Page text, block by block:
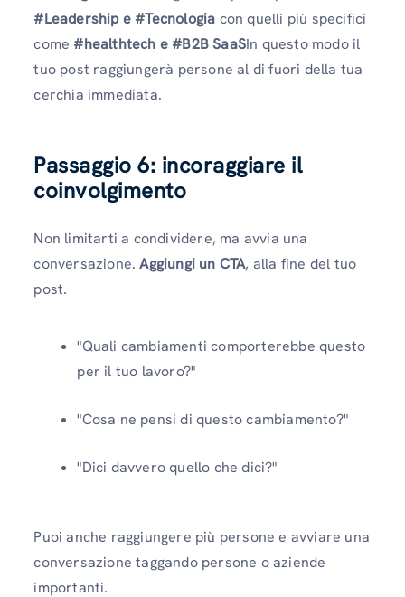
#Leadership e #Tecnologia con quelli più specifici
come#healthtech e #B2B SaaSIn questo modo il
tuo post raggiungerà persone al di fuori della tua
cerchia immediata.
Passaggio 6: incoraggiare il
coinvolgimento
Non limitarti a condividere, ma avvia una
conversazione.Aggiungi un CTA, alla fine del tuo
post.
"Quali cambiamenti comporterebbe questo
per il tuo lavoro?"
"Cosa ne pensi di questo cambiamento?"
"Dici davvero quello che dici?"
Puoi anche raggiungere più persone e avviare una
conversazione taggando persone o aziende
importanti.